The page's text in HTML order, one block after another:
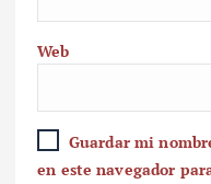
Web
Guardar mi
en este navegador